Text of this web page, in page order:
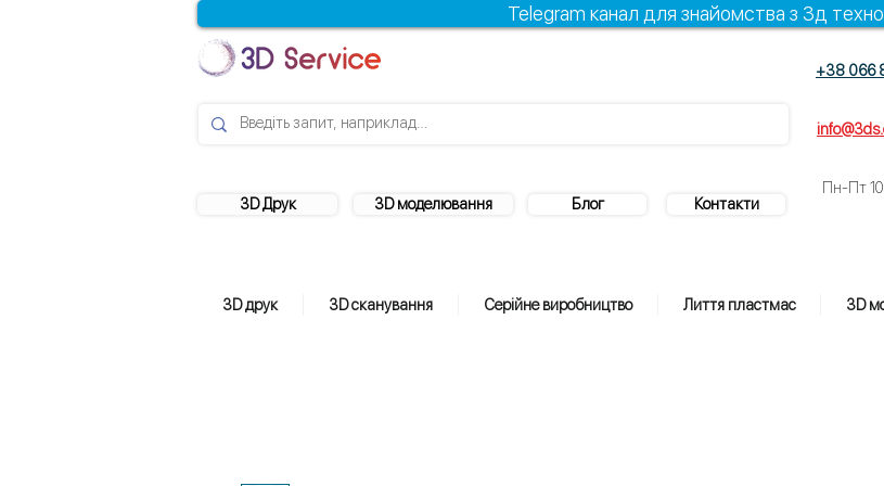
Telegram канал для знайомства з 3д
3D Друк 3D моделювання Блог Контакти
+38 066
Пн-Пт
3D друк 3D сканування Серійне виробництво Лиття пластмас 3D